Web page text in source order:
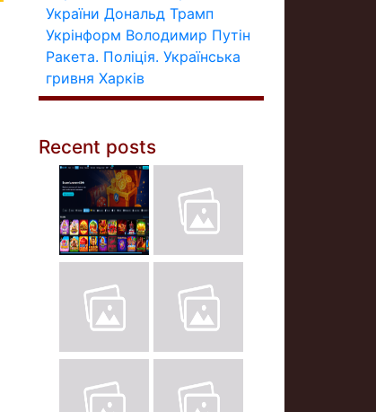
України Дональд Трамп
Укрінформ Володимир Путін
Ракета. Поліція. Українська
гривня Харків
Recent posts